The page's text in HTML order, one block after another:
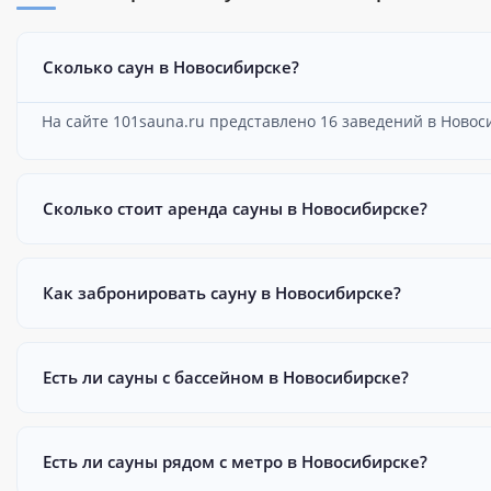
Сколько саун в Новосибирске?
На сайте 101sauna.ru представлено 16 заведений в
Сколько стоит аренда сауны в Новосибирске?
Как забронировать сауну в Новосибирске?
Есть ли сауны с бассейном в Новосибирске?
Есть ли сауны рядом с метро в Новосибирске?